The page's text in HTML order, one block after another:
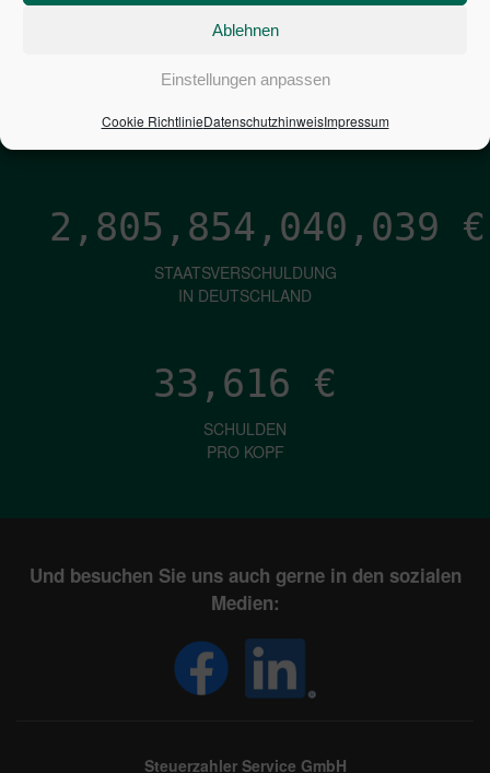
Ablehnen
Einstellungen anpassen
Cookie RichtlinieDatenschutzhinweisImpressum
1,601€
ZINSEN
2,805,854,041,308 €
STAATSVERSCHULDUNG
IN DEUTSCHLAND
33,616 €
SCHULDEN
PRO KOPF
Und besuchen Sie uns auch gerne in den sozialen
Medien:
Steuerzahler Service GmbH